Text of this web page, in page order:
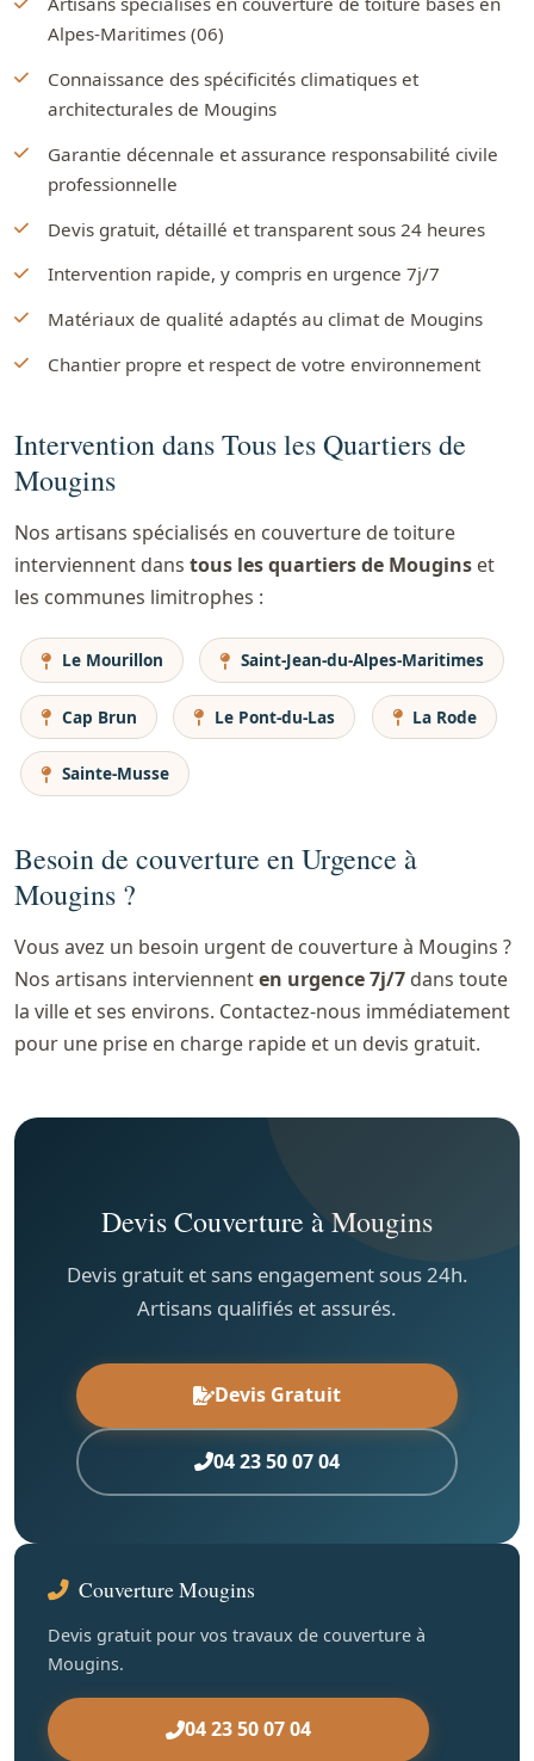
Alpes-Maritimes (06)
Connaissance des spécificités climatiques et
architecturales de Mougins
Garantie décennale et assurance responsabilité civile
professionnelle
Devis gratuit, détaillé et transparent sous 24 heures
Intervention rapide, y compris en urgence 7j/7
Matériaux de qualité adaptés au climat de Mougins
Chantier propre et respect de votre environnement
Intervention dans Tous les Quartiers de
Mougins
Nos artisans spécialisés en couverture de toiture
interviennent dans tous les quartiers de Mougins et
les communes limitrophes :
Le Mourillon Saint-Jean-du-Alpes-Maritimes
Cap Brun Le Pont-du-Las La Rode
Sainte-Musse
Besoin de couverture en Urgence à
Mougins ?
Vous avez un besoin urgent de couverture à Mougins ?
Nos artisans interviennenten urgence 7j/7 dans toute
la ville et ses environs. Contactez-nous immédiatement
pour une prise en charge rapide et un devis gratuit.
Devis Couverture à Mougins
Devis gratuit et sans engagement sous 24h.
Artisans qualifiés et assurés.
Devis Gratuit
04 23 50 07 04
Couverture Mougins
Devis gratuit pour vos travaux de couverture à
Mougins.
04 23 50 07 04